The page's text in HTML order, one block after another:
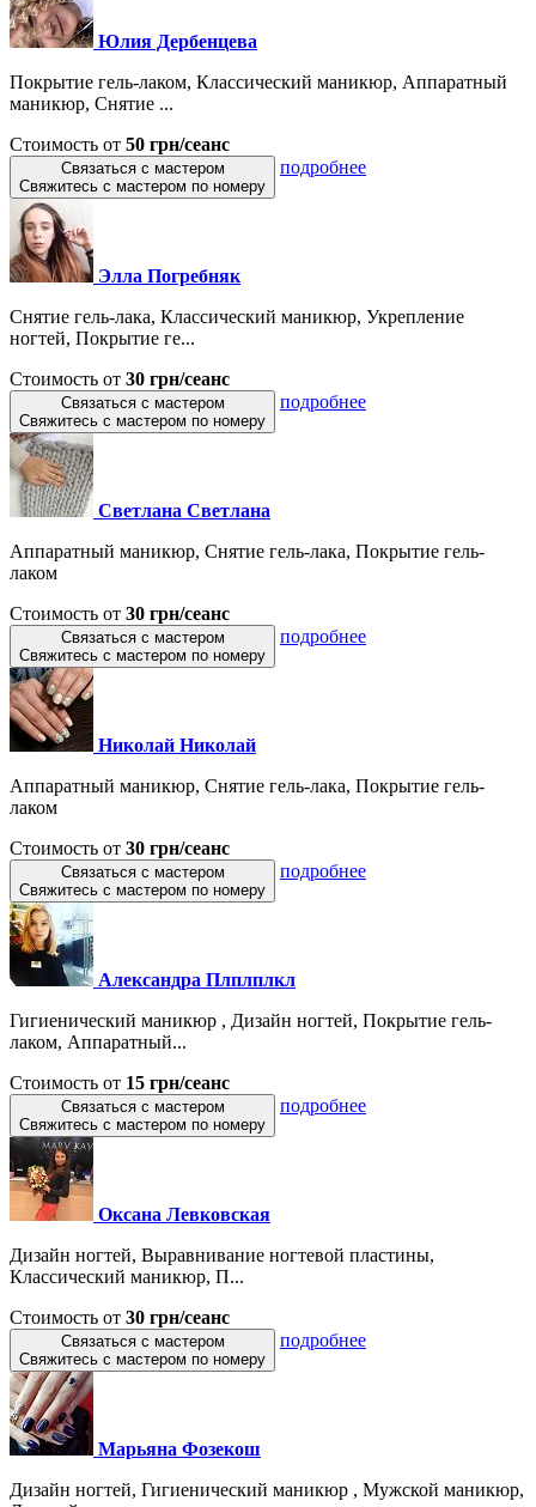
Юлия Дербенцева
Покрытие гель-лаком, Классический маникюр, Аппаратный
маникюр, Снятие ...
Стоимость от 50 грн/сеанс
Связаться с мастером
Свяжитесь с мастером по номеру
подробнее
Элла Погребняк
Снятие гель-лака, Классический маникюр, Укрепление
ногтей, Покрытие ге...
Стоимость от 30 грн/сеанс
Связаться с мастером
Свяжитесь с мастером по номеру
подробнее
Светлана Светлана
Аппаратный маникюр, Снятие гель-лака, Покрытие гель-
лаком
Стоимость от 30 грн/сеанс
Связаться с мастером
Свяжитесь с мастером по номеру
подробнее
Николай Николай
Аппаратный маникюр, Снятие гель-лака, Покрытие гель-
лаком
Стоимость от 30 грн/сеанс
Связаться с мастером
Свяжитесь с мастером по номеру
подробнее
Александра Плплплкл
Гигиенический маникюр , Дизайн ногтей, Покрытие гель-
лаком, Аппаратный...
Стоимость от 15 грн/сеанс
Связаться с мастером
Свяжитесь с мастером по номеру
подробнее
Оксана Левковская
Дизайн ногтей, Выравнивание ногтевой пластины,
Классический маникюр, П...
Стоимость от 30 грн/сеанс
Связаться с мастером
Свяжитесь с мастером по номеру
подробнее
Марьяна Фозекош
Дизайн ногтей, Гигиенический маникюр , Мужской маникюр,